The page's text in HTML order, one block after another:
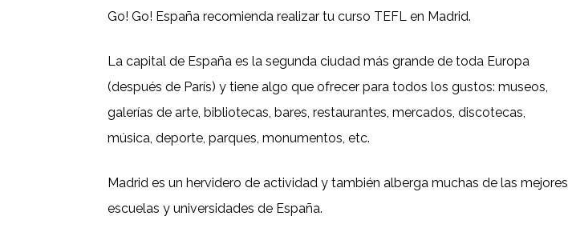
Go! Go! España recomienda realizar tu curso TEFL en Madrid.
La capital de España es la segunda ciudad más grande de toda Europa
(después de París) y tiene algo que ofrecer para todos los gustos: museos,
galerías de arte, bibliotecas, bares, restaurantes, mercados, discotecas,
música, deporte, parques, monumentos, etc.
Madrid es un hervidero de actividad y también alberga muchas de las mejores
escuelas y universidades de España.